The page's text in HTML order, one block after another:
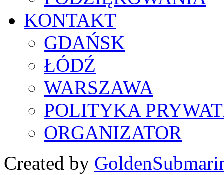
KONTAKT
GDAŃSK
ŁÓDŹ
WARSZAWA
POLITYKA
ORGANIZATOR
Created by